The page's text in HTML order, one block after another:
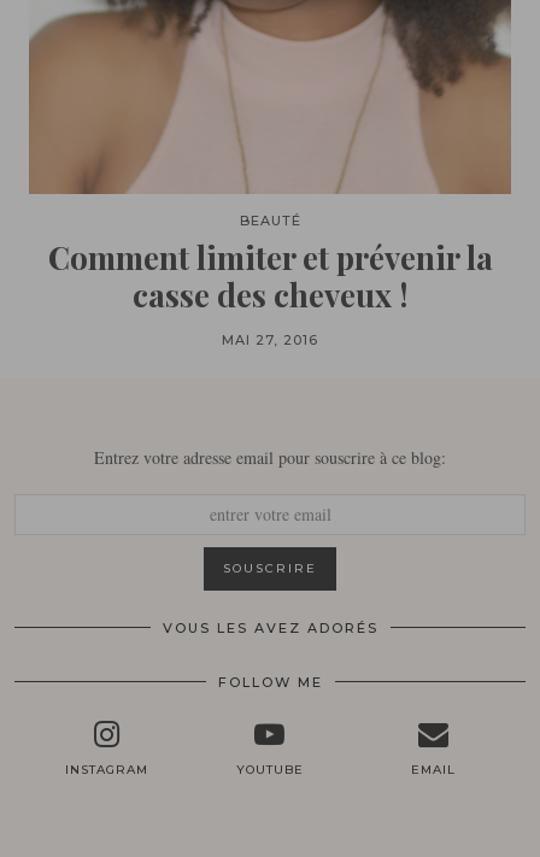
BEAUTÉ
Comment limiter et prévenir la
casse des cheveux !
MAI 27, 2016
Entrez votre adresse email pour souscrire à ce blog:
VOUS LES AVEZ ADORÉS
FOLLOW ME
INSTAGRAM YOUTUBE EMAIL